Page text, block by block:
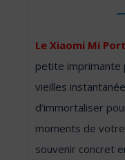
Le Xiaomi Mi
petite imprimante
vieilles
d’immortaliser
moments de
souvenir concret